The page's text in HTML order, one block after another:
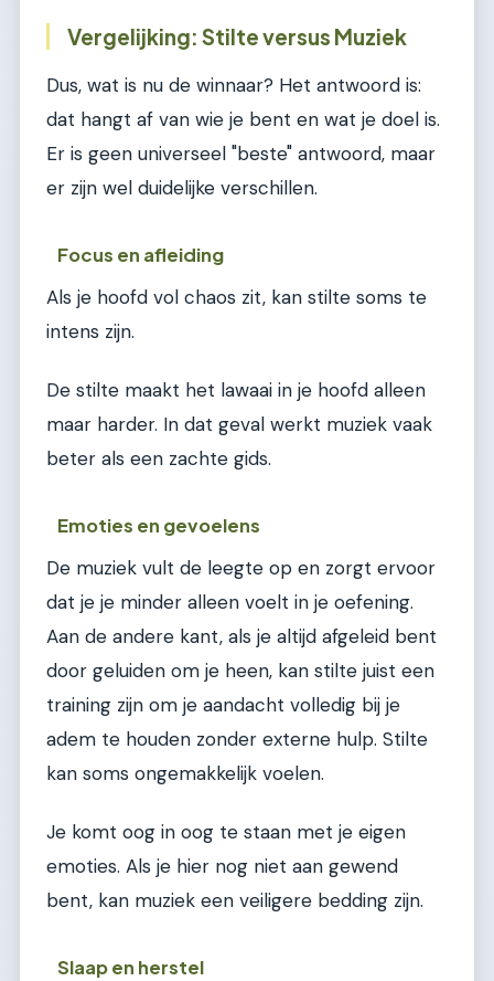
Vergelijking: Stilte versus Muziek
Dus, wat is nu de winnaar? Het antwoord is:
dat hangt af van wie je bent en wat je doel is.
Er is geen universeel "beste" antwoord, maar
er zijn wel duidelijke verschillen.
Focus en afleiding
Als je hoofd vol chaos zit, kan stilte soms te
intens zijn.
De stilte maakt het lawaai in je hoofd alleen
maar harder. In dat geval werkt muziek vaak
beter als een zachte gids.
Emoties en gevoelens
De muziek vult de leegte op en zorgt ervoor
dat je je minder alleen voelt in je oefening.
Aan de andere kant, als je altijd afgeleid bent
door geluiden om je heen, kan stilte juist een
training zijn om je aandacht volledig bij je
adem te houden zonder externe hulp. Stilte
kan soms ongemakkelijk voelen.
Je komt oog in oog te staan met je eigen
emoties. Als je hier nog niet aan gewend
bent, kan muziek een veiligere bedding zijn.
Slaap en herstel